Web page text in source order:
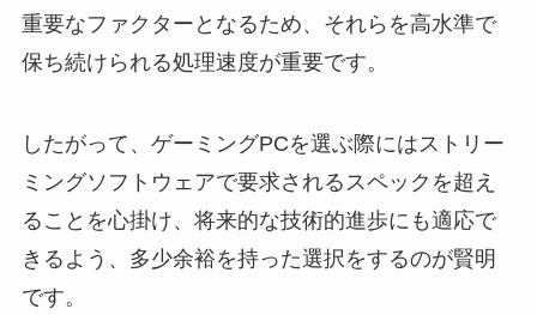
重要なファクターとなるため、それらを高水準で
保ち続けられる処理速度が重要です。
したがって、ゲーミングPCを選ぶ際にはストリー
ミングソフトウェアで要求されるスペックを超え
ることを心掛け、将来的な技術的進歩にも適応で
きるよう、多少余裕を持った選択をするのが賢明
です。